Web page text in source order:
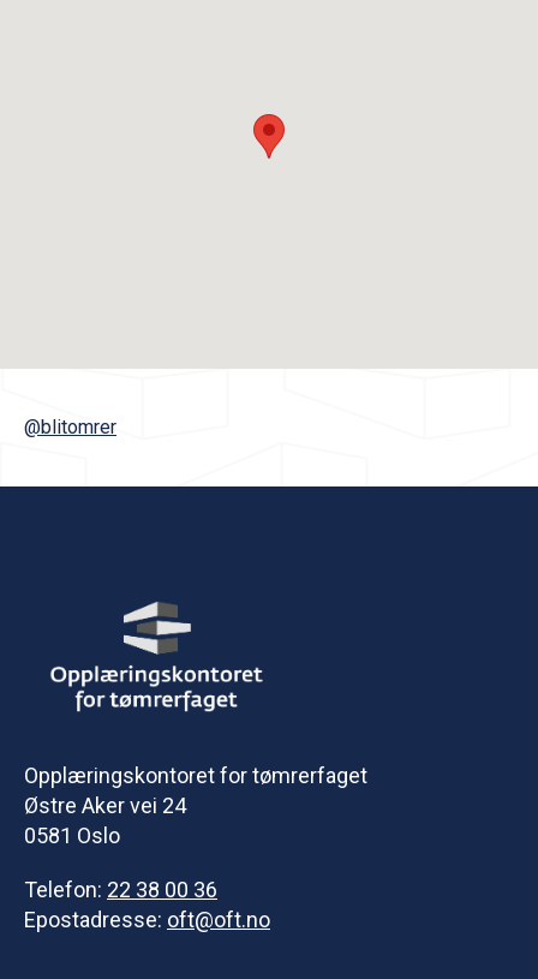
@blitomrer
Opplæringskontoret for tømrerfaget
Østre Aker vei 24
0581 Oslo
Telefon: 22 38 00 36
Epostadresse: oft@oft.no